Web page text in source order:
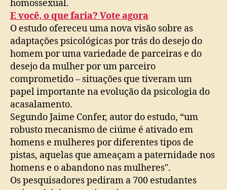
homossexual.
E você, o que faria? Vote agora
O estudo ofereceu uma nova visão sobre as
adaptações psicológicas por trás do desejo do
homem por uma variedade de parceiras e do
desejo da mulher por um parceiro
comprometido – situações que tiveram um
papel importante na evolução da psicologia do
acasalamento.
Segundo Jaime Confer, autor do estudo, “um
robusto mecanismo de ciúme é ativado em
homens e mulheres por diferentes tipos de
pistas, aquelas que ameaçam a paternidade nos
homens e o abandono nas mulheres".
Os pesquisadores pediram a 700 estudantes